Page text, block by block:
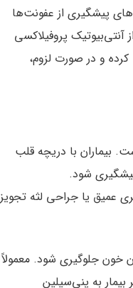
پیشگیری از عفونت‌ها
آنتی‌بیوتیک پروفیلاکسی
کرده و در صورت لزوم،
بیماران با دریچه قلب
شود.
عمیق یا جراحی لثه تجویز
خون جلوگیری شود. معمولاً
می‌شود. اگر بیمار به پنی‌سیلین